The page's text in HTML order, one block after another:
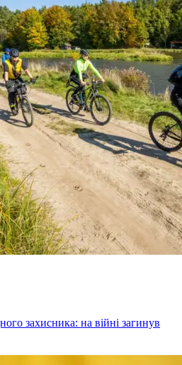
захисника: на війні загинув